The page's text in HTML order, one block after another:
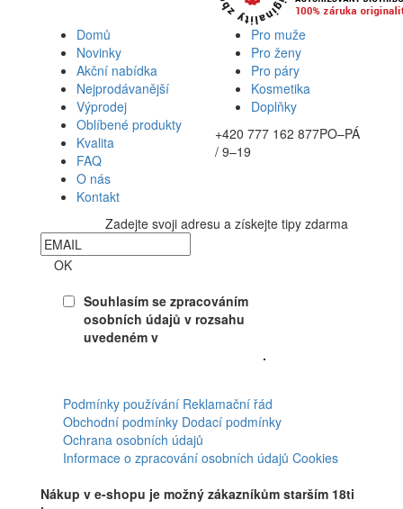
Domů
Novinky
Akční nabídka
Nejprodávanější
Výprodej
Oblíbené produkty
Kvalita
FAQ
O nás
Kontakt
Pro muže
Pro ženy
Pro páry
Kosmetika
Doplňky
+420 777 162 877PO–PÁ
/ 9–19
Zadejte svoji adresu a získejte tipy zdarma
OK
Souhlasím se zpracováním
osobních údajů v rozsahu
uvedeném v
.
Podmínky používání Reklamační řád
Obchodní podmínky Dodací podmínky
Ochrana osobních údajů
Informace o zpracování osobních údajů Cookies
Nákup v e-shopu je možný zákazníkům starším 18ti